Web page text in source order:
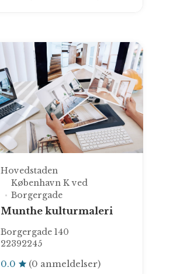
Hovedstaden
København K ved
Borgergade
Munthe kulturmaleri
Borgergade 140
22392245
0.0 (0 anmeldelser)